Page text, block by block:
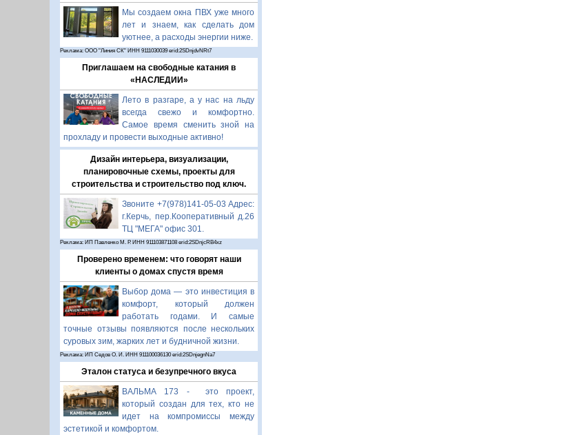
Мы создаем окна ПВХ уже много
лет и знаем, как сделать дом
уютнее, а расходы энергии ниже.
Реклама: ООО "Линия СК" ИНН 9111030039 erid:2SDnjdvNRt7
Приглашаем на свободные катания в
«НАСЛЕДИИ»
Лето в разгаре, а у нас на льду
всегда свежо и комфортно.
Самое время сменить зной на
прохладу и провести выходные активно!
Дизайн интерьера, визуализации,
планировочные схемы, проекты для
строительства и строительство под ключ.
Звоните +7(978)141-05-03 Адрес:
г.Керчь, пер.Кооперативный д.26
ТЦ "МЕГА" офис 301.
Реклама: ИП Павленко М. Р. ИНН 911103871108 erid:2SDnjcRB4xz
Проверено временем: что говорят наши
клиенты о домах спустя время
Выбор дома — это инвестиция в
комфорт, который должен
работать годами. И самые
точные отзывы появляются после нескольких
суровых зим, жарких лет и будничной жизни.
Реклама: ИП Седов О. И. ИНН 911100036130 erid:2SDnjegnNa7
Эталон статуса и безупречного вкуса
ВАЛЬМА 173 - это проект,
который создан для тех, кто не
идет на компромиссы между
эстетикой и комфортом.